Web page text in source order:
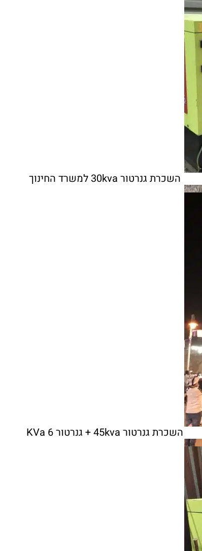
השכרת גנרטור 30kva ‏למשרד החינוך
השכרת גנרטור 45kva + גנרטור 6 KVa